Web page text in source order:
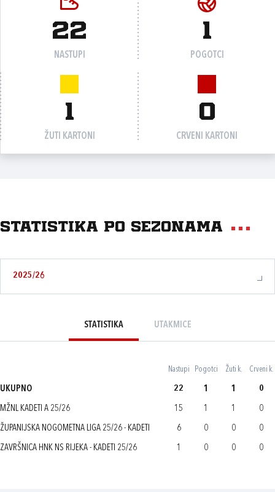
22
NASTUPI
1
POGOTCI
1
ŽUTI KARTONI
0
CRVENI KARTONI
Statistika po sezonama
2025/26
STATISTIKA UTAKMICE
Nastupi Pogotci Žuti k. Crveni k.
UKUPNO 22 1 1 0
MŽNL KADETI A 25/26 15 1 1 0
ŽUPANIJSKA NOGOMETNA LIGA 25/26 - KADETI 6 0 0 0
ZAVRŠNICA HNK NS RIJEKA - KADETI 25/26 1 0 0 0